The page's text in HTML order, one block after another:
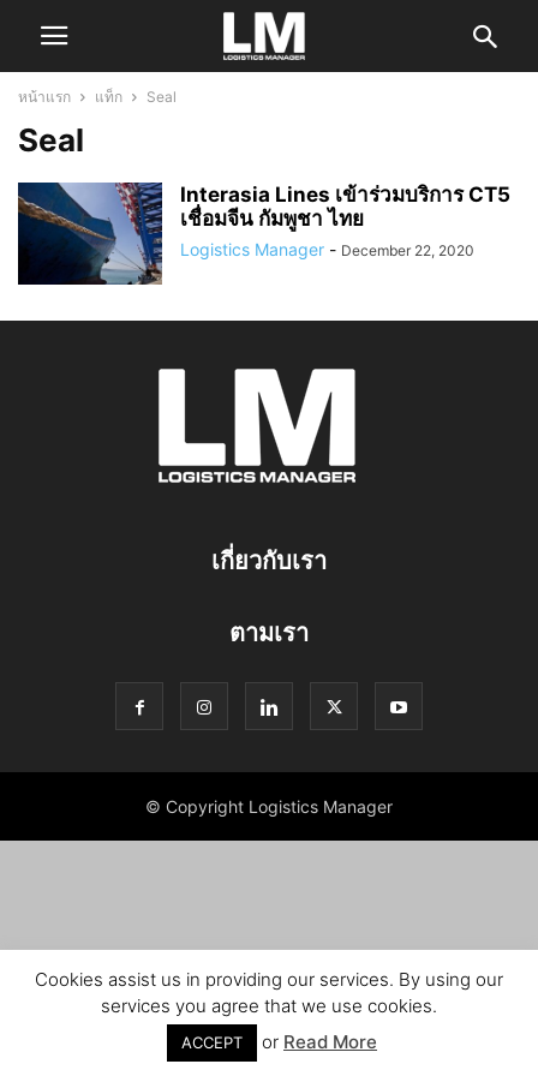
หน้าแรก แท็ก Seal
Seal
Interasia Lines เข้าร่วมบริการ CT5
เชื่อมจีน กัมพูชา ไทย
Logistics Manager - December 22, 2020
เกี่ยวกับเรา
ตามเรา
© Copyright Logistics Manager
Cookies assist us in providing our services. By using our
services you agree that we use cookies.
ACCEPT or Read More